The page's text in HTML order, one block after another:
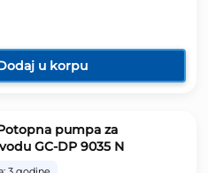
u korpu
pumpa za
GC-DP 9035 N